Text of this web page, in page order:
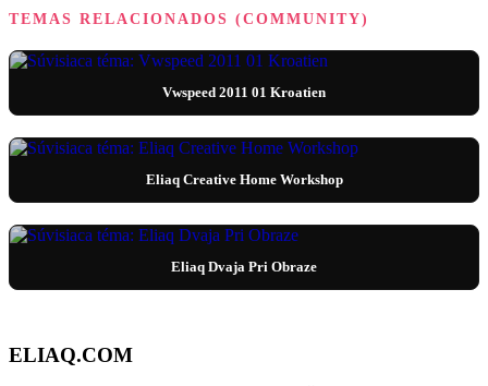
TEMAS RELACIONADOS (COMMUNITY)
Vwspeed 2011 01 Kroatien
Eliaq Creative Home Workshop
Eliaq Dvaja Pri Obraze
ELIAQ.COM